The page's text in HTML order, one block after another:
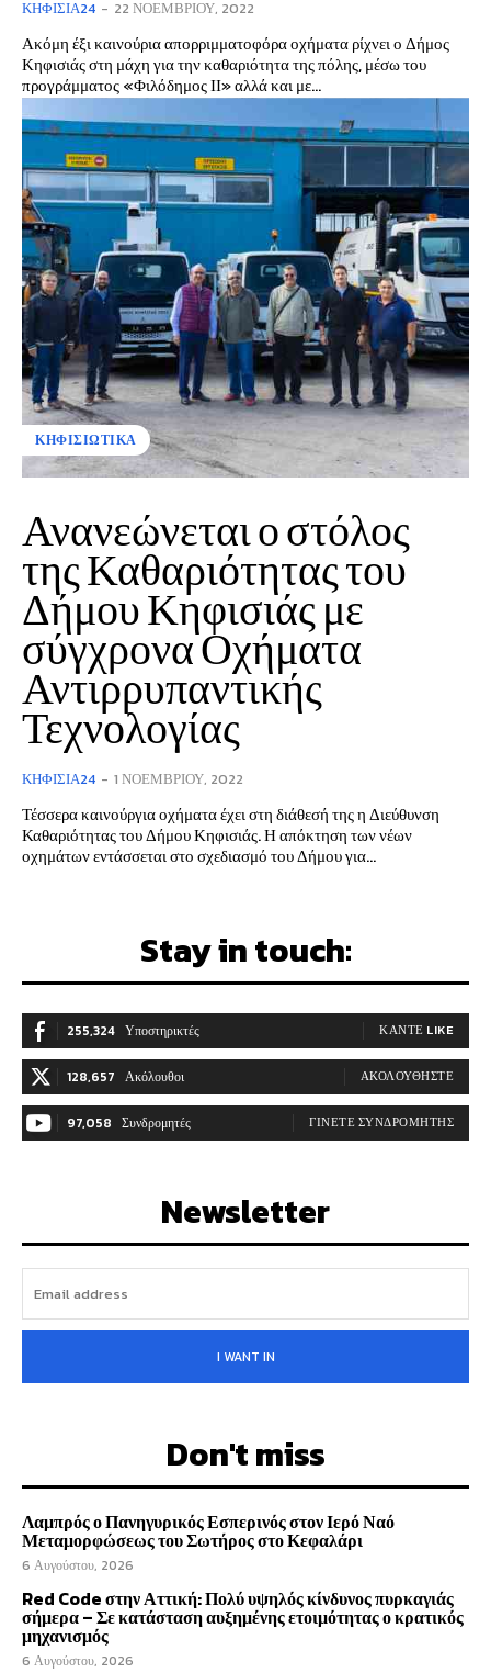
ΚΗΦΙΣΙΆ24 - 22 ΝΟΕΜΒΡΊΟΥ, 2022
Ακόμη έξι καινούρια απορριμματοφόρα οχήματα ρίχνει ο Δήμος
Κηφισιάς στη μάχη για την καθαριότητα της πόλης, μέσω του
προγράμματος «Φιλόδημος ΙΙ» αλλά και με...
ΚΗΦΙΣΙΩΤΙΚΑ
Ανανεώνεται ο στόλος
της Καθαριότητας του
Δήμου Κηφισιάς με
σύγχρονα Οχήματα
Αντιρρυπαντικής
Τεχνολογίας
ΚΗΦΙΣΙΆ24 - 1 ΝΟΕΜΒΡΊΟΥ, 2022
Τέσσερα καινούργια οχήματα έχει στη διάθεσή της η Διεύθυνση
Καθαριότητας του Δήμου Κηφισιάς. Η απόκτηση των νέων
οχημάτων εντάσσεται στο σχεδιασμό του Δήμου για...
Stay in touch:
255,324 Υποστηρικτές ΚΆΝΤΕ LIKE
128,657 Ακόλουθοι ΑΚΟΛΟΥΘΉΣΤΕ
97,058 Συνδρομητές ΓΊΝΕΤΕ ΣΥΝΔΡΟΜΗΤΉΣ
Newsletter
I WANT IN
Don't miss
Λαμπρός ο Πανηγυρικός Εσπερινός στον Ιερό Ναό
Μεταμορφώσεως του Σωτήρος στο Κεφαλάρι
6 Αυγούστου, 2026
Red Code στην Αττική: Πολύ υψηλός κίνδυνος πυρκαγιάς
σήμερα – Σε κατάσταση αυξημένης ετοιμότητας ο κρατικός
μηχανισμός
6 Αυγούστου, 2026